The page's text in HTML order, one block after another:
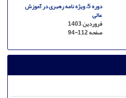
دوره 5، ویژه نامه رهبری در آموزش
عالی
فروردین 1403
صفحه94-112